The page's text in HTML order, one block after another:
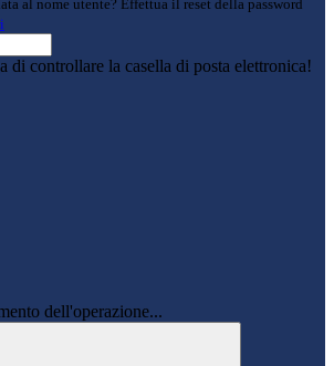
al nome utente? Effettua il reset della password
di controllare la casella di posta elettronica!
dell'operazione...